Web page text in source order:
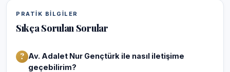
PRATIK BILGILER
Sıkça Sorulan Sorular
Av. Adalet Nur Gençtürk ile nasıl iletişime
geçebilirim?